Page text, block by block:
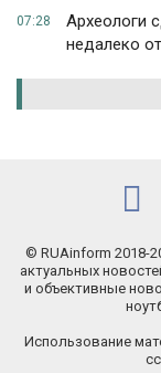
07:28
Археологи
недалеко
© RUAinform 2018-
актуальных
и объективные
Использование